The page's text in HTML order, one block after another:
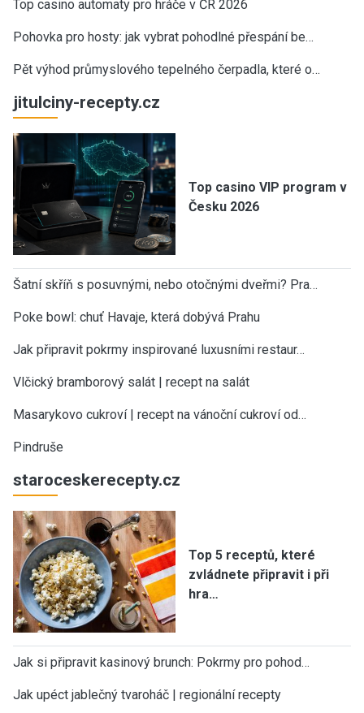
Top casino automaty pro hráče v ČR 2026
Pohovka pro hosty: jak vybrat pohodlné přespání be…
Pět výhod průmyslového tepelného čerpadla, které o…
jitulciny-recepty.cz
Top casino VIP program v
Česku 2026
Šatní skříň s posuvnými, nebo otočnými dveřmi? Pra…
Poke bowl: chuť Havaje, která dobývá Prahu
Jak připravit pokrmy inspirované luxusními restaur…
Vlčický bramborový salát | recept na salát
Masarykovo cukroví | recept na vánoční cukroví od…
Pindruše
staroceskerecepty.cz
Top 5 receptů, které
zvládnete připravit i při
hra…
Jak si připravit kasinový brunch: Pokrmy pro pohod…
Jak upéct jablečný tvaroháč | regionální recepty